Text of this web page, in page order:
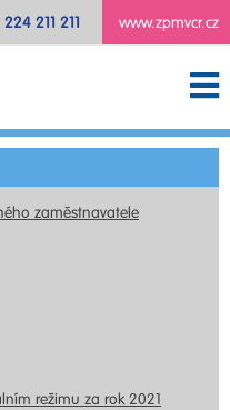
www.zpmvcr.cz
224 211 211
zaměstnavatele
režimu za rok 2021